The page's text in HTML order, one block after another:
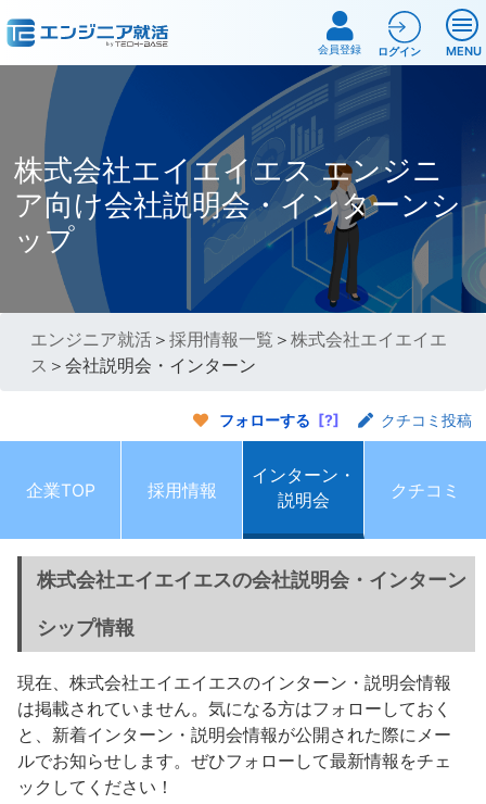
MENU
会員登録 ログイン
株式会社エイエイエス エンジニ
ア向け会社説明会・インターンシ
ップ
エンジニア就活 ＞採用情報一覧 ＞株式会社エイエイエ
ス ＞会社説明会・インターン
フォローする [?] クチコミ投稿
企業TOP 採用情報
インターン・
説明会
クチコミ
株式会社エイエイエスの会社説明会・インターン
シップ情報
現在、株式会社エイエイエスのインターン・説明会情報
は掲載されていません。気になる方はフォローしておく
と、新着インターン・説明会情報が公開された際にメー
ルでお知らせします。ぜひフォローして最新情報をチェ
ックしてください！